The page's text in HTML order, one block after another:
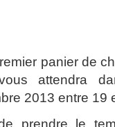
panier de
attendra
2013 entre 19
prendre le